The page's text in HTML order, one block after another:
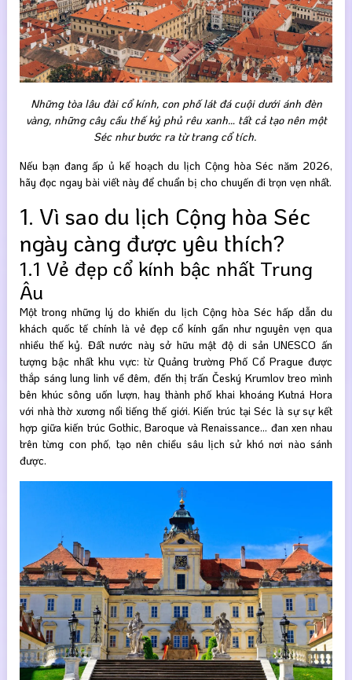
Những tòa lâu đài cổ kính, con phố lát đá cuội dưới ánh đèn
vàng, những cây cầu thế kỷ phủ rêu xanh… tất cả tạo nên một
Séc như bước ra từ trang cổ tích.
Nếu bạn đang ấp ủ kế hoạch du lịch Cộng hòa Séc năm 2026,
hãy đọc ngay bài viết này để chuẩn bị cho chuyến đi trọn vẹn nhất.
1. Vì sao du lịch Cộng hòa Séc
ngày càng được yêu thích?
1.1 Vẻ đẹp cổ kính bậc nhất Trung
Âu
Một trong những lý do khiến du lịch Cộng hòa Séc hấp dẫn du
khách quốc tế chính là vẻ đẹp cổ kính gần như nguyên vẹn qua
nhiều thế kỷ. Đất nước này sở hữu mật độ di sản UNESCO ấn
tượng bậc nhất khu vực: từ Quảng trường Phố Cổ Prague được
thắp sáng lung linh về đêm, đến thị trấn Český Krumlov treo mình
bên khúc sông uốn lượn, hay thành phố khai khoáng Kutná Hora
với nhà thờ xương nổi tiếng thế giới. Kiến trúc tại Séc là sự sự kết
hợp giữa kiến trúc Gothic, Baroque và Renaissance… đan xen nhau
trên từng con phố, tạo nên chiều sâu lịch sử khó nơi nào sánh
được.